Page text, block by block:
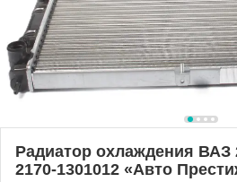
Радиатор охлаждения ВАЗ
2170-1301012 «Авто